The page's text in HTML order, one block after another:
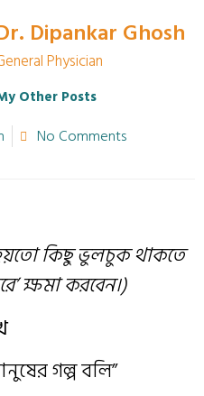
Dipankar Ghosh
Physician
Other Posts
No Comments
হয়তো কিছু ভুলচুক থাকতে
ক্ষমা করবেন।)
গল্প বলি”